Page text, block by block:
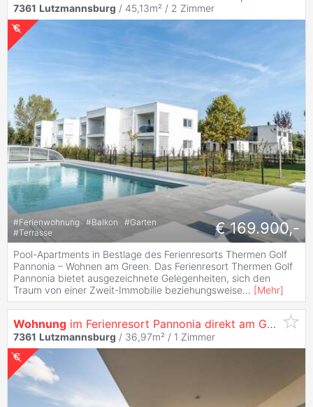
7361 Lutzmannsburg / 45,13m² / 2 Zimmer
#Ferienwohnung #Balkon #Garten
#Terrasse € 169.900,-
Pool-Apartments in Bestlage des Ferienresorts Thermen Golf
Pannonia – Wohnen am Green. Das Ferienresort Thermen Golf
Pannonia bietet ausgezeichnete Gelegenheiten, sich den
Traum von einer Zweit-Immobilie beziehungsweise... [Mehr]
Wohnung im Ferienresort Pannonia direkt am Golfplatz und neben der Therme
7361 Lutzmannsburg / 36,97m² / 1 Zimmer